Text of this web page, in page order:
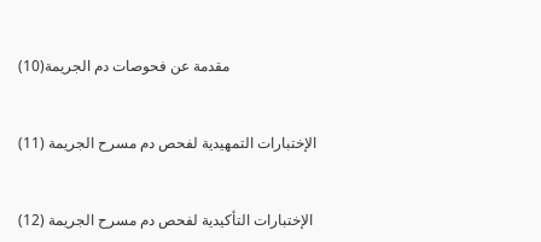
(10)مقدمة عن فحوصات دم الجريمة
(11) الإختبارات التمهيدية لفحص دم مسرح الجريمة
(12) الإختبارات التأكيدية لفحص دم مسرح الجريمة